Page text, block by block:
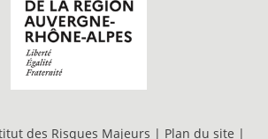
des Risques Majeurs | Plan du site |